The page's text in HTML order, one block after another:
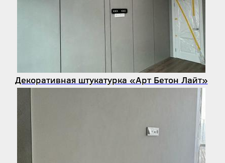
Декоративная штукатурка «Арт Бетон Лайт»